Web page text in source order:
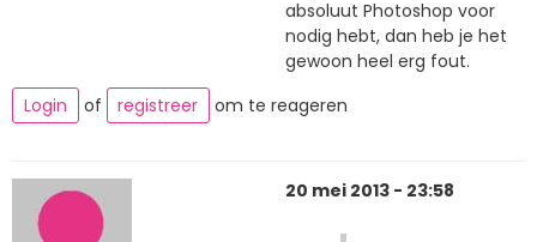
absoluut Photoshop voor
nodig hebt, dan heb je het
gewoon heel erg fout.
Login
of registreer om te reageren
20 mei 2013 - 23:58